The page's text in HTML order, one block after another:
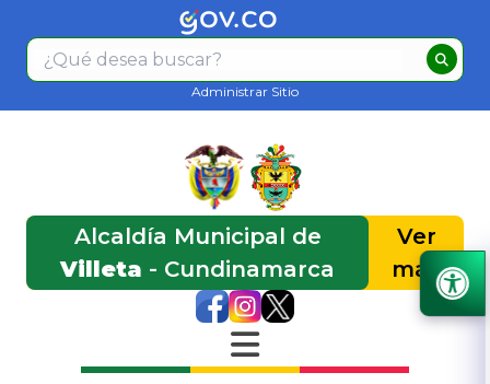
Administrar Sitio
Alcaldía Municipal de
Villeta - Cundinamarca
Ver
más